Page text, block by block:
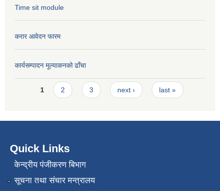
Time sit module
करार आवेदन फारम
कार्यसम्पादन मूल्या‌कनको ढाँचा
Pages
1 2 3 next › last »
Quick Links
केन्द्रीय पंजीकरण बिभाग
सूचना तथा संचार मन्त्रालय